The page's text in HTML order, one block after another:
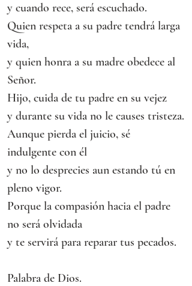
y cuando rece, será escuchado.
Quien respeta a su padre tendrá larga
vida,
y quien honra a su madre obedece al
Señor.
Hijo, cuida de tu padre en su vejez
y durante su vida no le causes tristeza.
Aunque pierda el juicio, sé
indulgente con él
y no lo desprecies aun estando tú en
pleno vigor.
Porque la compasión hacia el padre
no será olvidada
y te servirá para reparar tus pecados.
Palabra de Dios.